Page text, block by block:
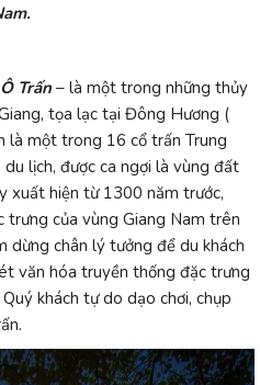
Trấn – là một trong những thủy
tọa lạc tại Đông Hương (
là một trong 16 cổ trấn Trung
lịch, được ca ngợi là vùng đất
xuất hiện từ 1300 năm trước,
trưng của vùng Giang Nam trên
dừng chân lý tưởng để du khách
văn hóa truyền thống đặc trưng
khách tự do dạo chơi, chụp